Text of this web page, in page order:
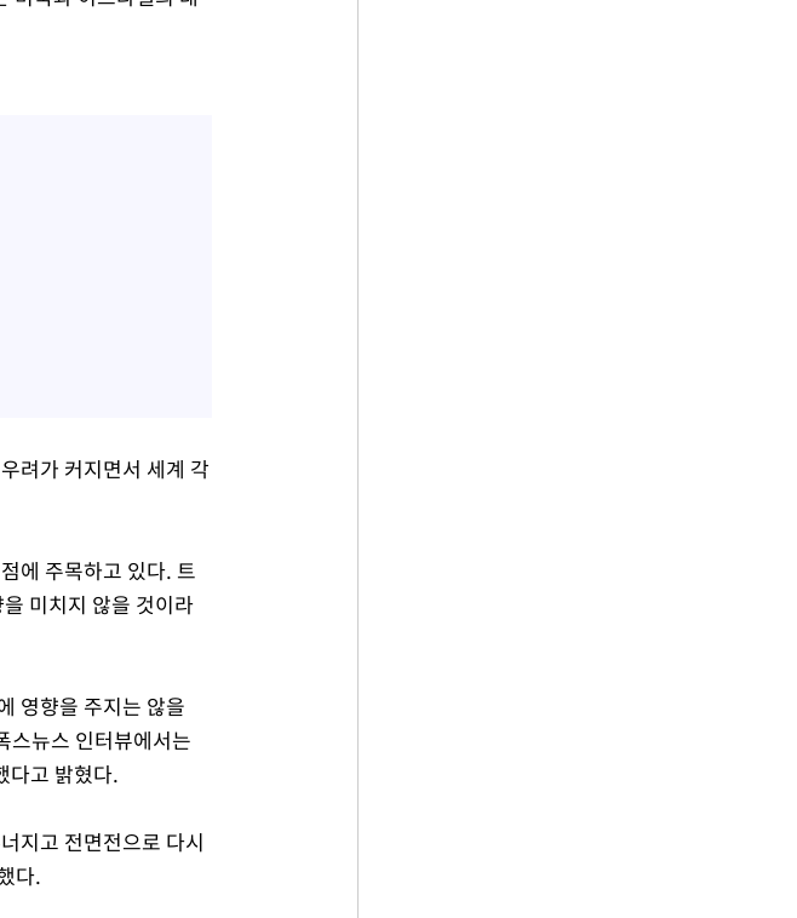
려가 커지면서 세계 각
에 주목하고 있다. 트
미치지 않을 것이라
영향을 주지는 않을
스뉴스 인터뷰에서는
다고 밝혔다.
지고 전면전으로 다시
다.